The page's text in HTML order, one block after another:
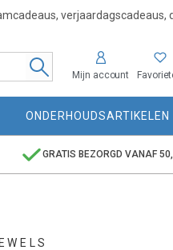
Mijn account
ONDERHOUDSARTIKELEN
GRATIS BEZORGD VANAF